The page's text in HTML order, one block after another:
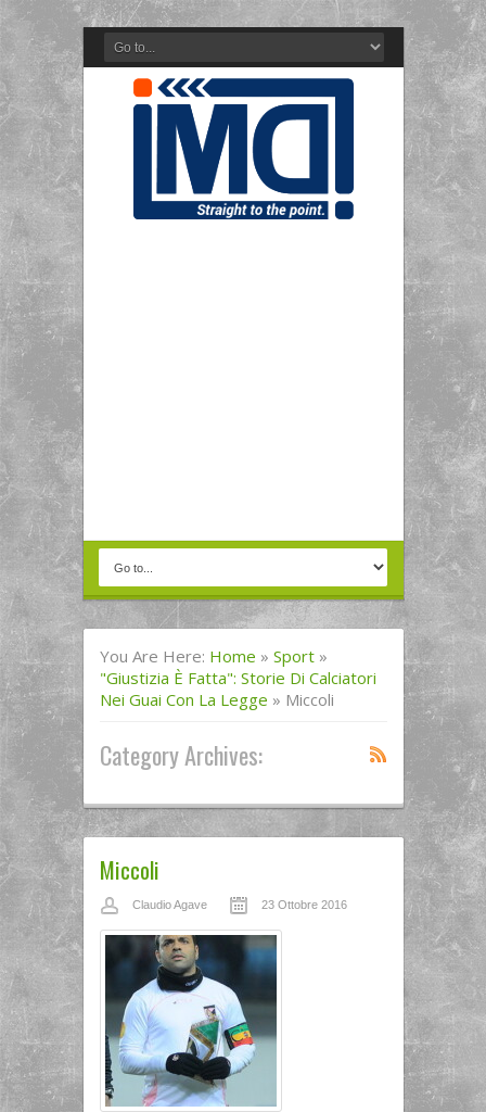
You Are Here: Home » Sport »
"Giustizia È Fatta": Storie Di Calciatori
Nei Guai Con La Legge » Miccoli
Category Archives:
Miccoli
Claudio Agave 23 Ottobre 2016